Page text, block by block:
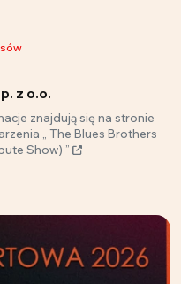
z o.o.
znajdują się na stronie
„ The Blues Brothers
Show) ”